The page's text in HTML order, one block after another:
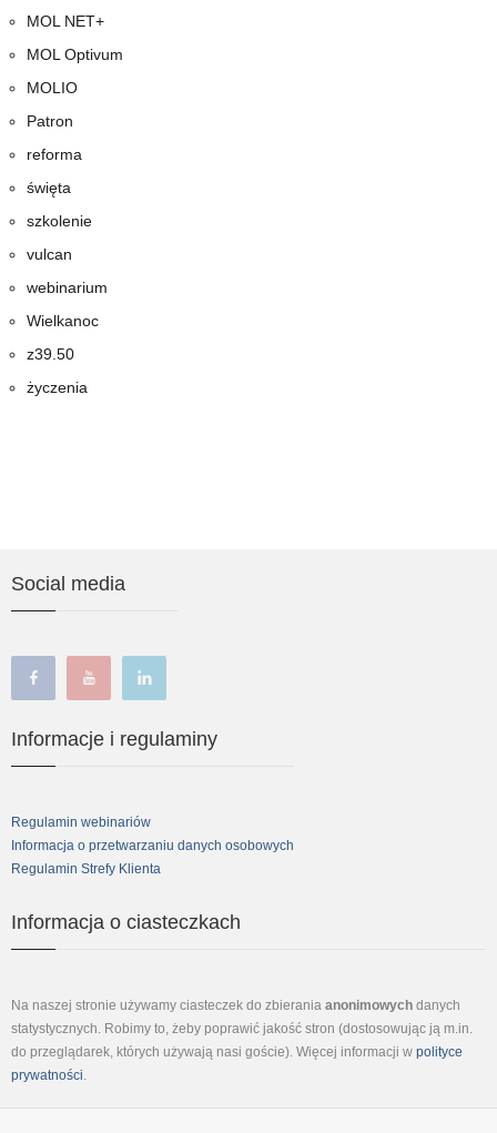
MOL NET+
MOL Optivum
MOLIO
Patron
reforma
święta
szkolenie
vulcan
webinarium
Wielkanoc
z39.50
życzenia
Social media
Informacje i regulaminy
Regulamin webinariów
Informacja o przetwarzaniu danych osobowych
Regulamin Strefy Klienta
Informacja o ciasteczkach
Na naszej stronie używamy ciasteczek do zbierania anonimowych danych
statystycznych. Robimy to, żeby poprawić jakość stron (dostosowując ją m.in.
do przeglądarek, których używają nasi goście). Więcej informacji w polityce
prywatności.